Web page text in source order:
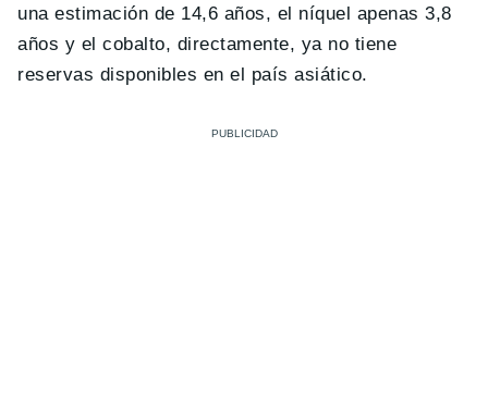
una estimación de 14,6 años, el níquel apenas 3,8
años y el cobalto, directamente, ya no tiene
reservas disponibles en el país asiático.